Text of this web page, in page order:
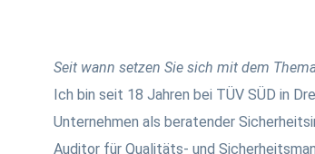
Seit wann setzen Sie sich mit dem
Ich bin seit 18 Jahren bei TÜV SÜD in
Unternehmen als beratender
Auditor für Qualitäts- und